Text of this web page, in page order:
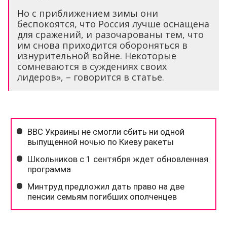
Но с приближением зимы они
беспокоятся, что Россия лучше оснащена
для сражений, и разочарованы тем, что
им снова приходится обороняться в
изнурительной войне. Некоторые
сомневаются в суждениях своих
лидеров», – говорится в статье.